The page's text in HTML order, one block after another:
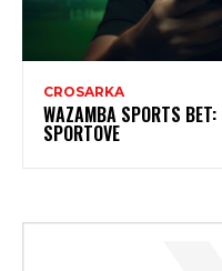
CROSARKA
WAZAMBA SPORTS BET:
SPORTOVE